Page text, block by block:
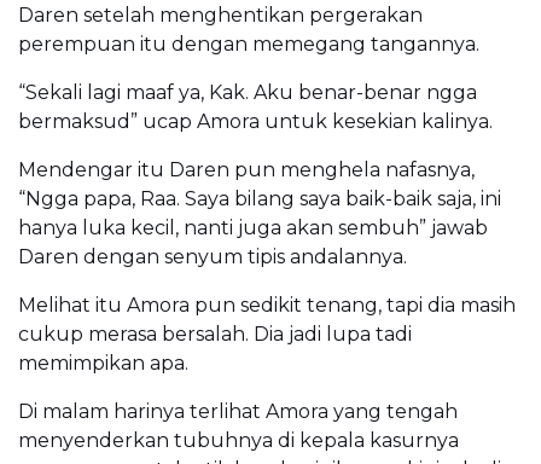
Daren setelah menghentikan pergerakan
perempuan itu dengan memegang tangannya.
“Sekali lagi maaf ya, Kak. Aku benar-benar ngga
bermaksud” ucap Amora untuk kesekian kalinya.
Mendengar itu Daren pun menghela nafasnya,
“Ngga papa, Raa. Saya bilang saya baik-baik saja, ini
hanya luka kecil, nanti juga akan sembuh” jawab
Daren dengan senyum tipis andalannya.
Melihat itu Amora pun sedikit tenang, tapi dia masih
cukup merasa bersalah. Dia jadi lupa tadi
memimpikan apa.
Di malam harinya terlihat Amora yang tengah
menyenderkan tubuhnya di kepala kasurnya